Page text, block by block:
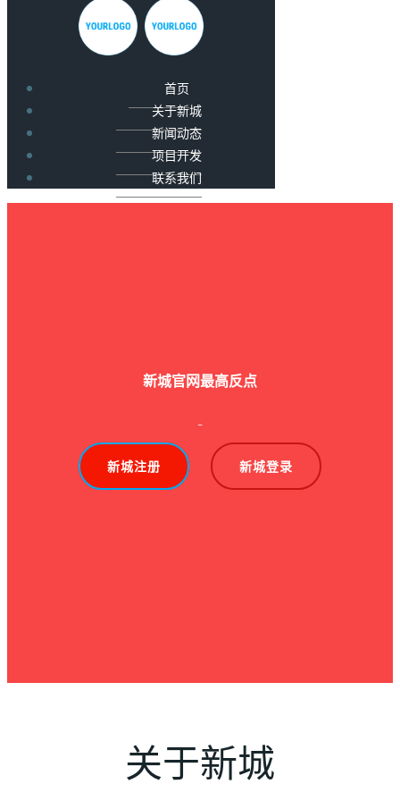
首页
关于新城
新闻动态
项目开发
联系我们
新城官网最高反点
-
新城注册 新城登录
关于新城